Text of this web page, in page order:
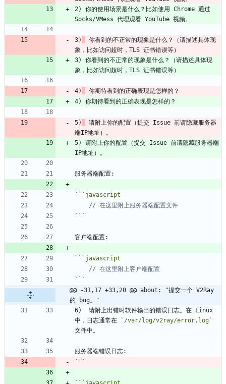
2) 你的使用场景是什么？比如使用 Chrome 通过
3)
你看到的不正常的现象是什么？（请描述具体现
3) 你看到的不正常的现象是什么？（请描述具体现
4)
5)
请附上你的配置（提交 Issue 前请隐藏服务器
5) 请附上你的配置（提交 Issue 前请隐藏服务器端
``` javascript
```
``` javascript
```
@@ -31,17 +33,20 @@ about: "提交一个 V2Ray
的 bug。"
6)  请附上出错时软件输出的错误日志。在 Linux
中，日志通常在
`/var/log/v2ray/error.log`